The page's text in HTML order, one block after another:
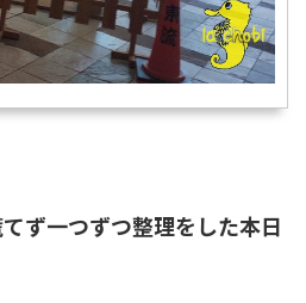
ず一つずつ整理をした本日